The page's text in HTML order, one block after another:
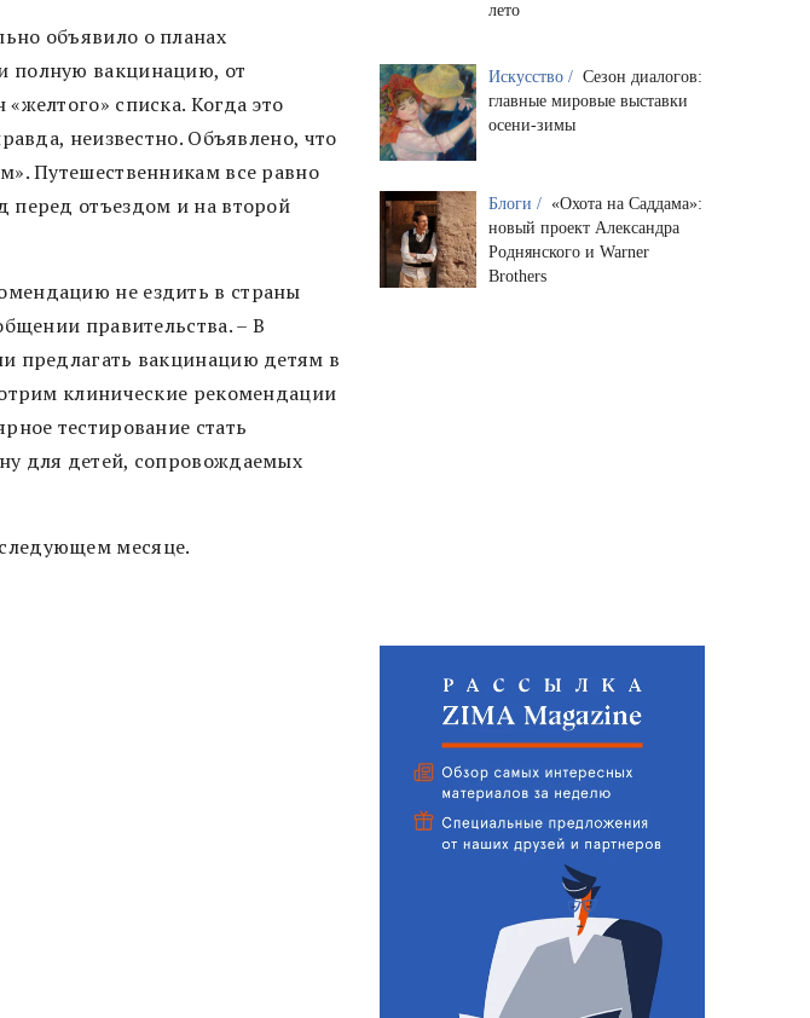
объявило о планах
полную вакцинацию, от
списка. Когда это
неизвестно. Объявлено, что
Путешественникам все равно
перед отъездом и на второй
не ездить в страны
правительства. – В
предлагать вакцинацию детям в
клинические рекомендации
тестирование стать
для детей, сопровождаемых
месяце.
лето
Искусство / Сезон диалогов:
главные мировые выставки
осени-зимы
Блоги / «Охота на Саддама»:
новый проект Александра
Роднянского и Warner
Brothers